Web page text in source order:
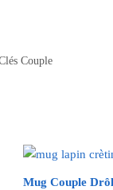
Couple
Mug Couple